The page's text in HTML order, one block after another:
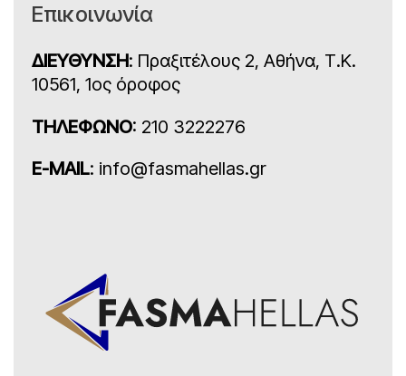
Επικοινωνία
ΔΙΕΥΘΥΝΣΗ: Πραξιτέλους 2, Αθήνα, Τ.Κ.
10561, 1ος όροφος
ΤΗΛΕΦΩΝΟ: 210 3222276
E-MAIL: info@fasmahellas.gr